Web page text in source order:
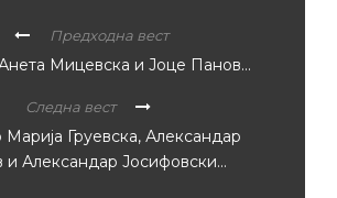
Предходна вест
Мицевска и Јоце Панов…
Следна вест
Марија Груевска, Александар
и Александар Јосифовски…